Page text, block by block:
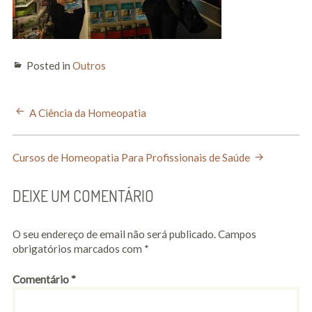
Cursos
The Other Song
Academy
Eventos
Seminários
Publicações
Posted in Outros
POST
NAVIGATION
A Ciência da Homeopatia
Cursos de Homeopatia Para Profissionais de Saúde
DEIXE UM COMENTÁRIO
O seu endereço de email não será publicado.Campos
obrigatórios marcados com *
Comentário*